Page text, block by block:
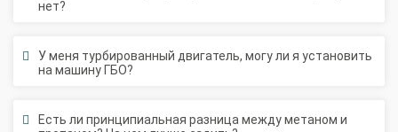
на машину ГБО?
пропаном? На чем лучше ездить?